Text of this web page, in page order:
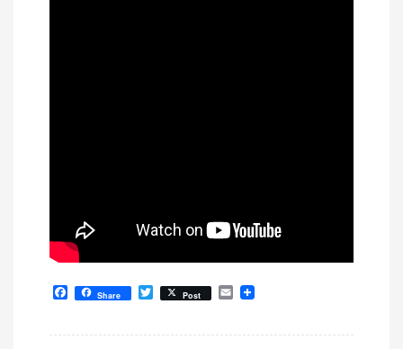
e
Share
T
t
Post
E
i